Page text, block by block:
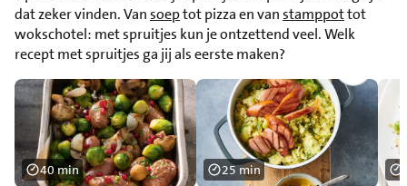
dat zeker vinden. Vansoeptot pizza en vanstamppottot
wokschotel: met spruitjes kun je ontzettend veel. Welk
recept met spruitjes ga jij als eerste maken?
40 min 25 min